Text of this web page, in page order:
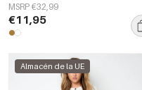
MSRP €32,99
€11,95
Almacén de la UE